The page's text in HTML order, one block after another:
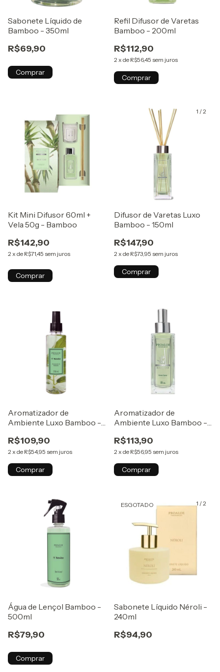
Sabonete Líquido de
Bamboo - 350ml
R$69,90
Comprar
Refil Difusor de Varetas
Bamboo - 200ml
R$112,90
2 x de R$56,45 sem juros
Comprar
Kit Mini Difusor 60ml +
Vela 50g - Bamboo
R$142,90
2 x de R$71,45 sem juros
Comprar
1 /2
Difusor de Varetas Luxo
Bamboo - 150ml
R$147,90
2 x de R$73,95 sem juros
Comprar
Aromatizador de
Ambiente Luxo Bamboo -
R$109,90
2 x de R$54,95 sem juros
Comprar
Aromatizador de
Ambiente Luxo Bamboo -
R$113,90
2 x de R$56,95 sem juros
Comprar
Água de Lençol Bamboo -
500ml
R$79,90
Comprar
1 /2
ESGOTADO
Sabonete Líquido Néroli -
240ml
R$94,90